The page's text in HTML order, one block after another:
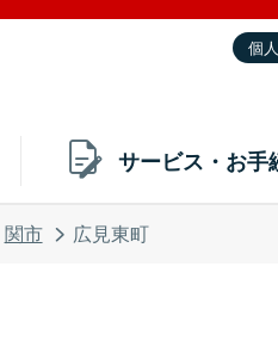
個人
サービス・お手
関市 広見東町